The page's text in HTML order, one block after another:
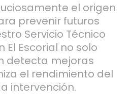
el origen
prevenir futuros
Servicio Técnico
El Escorial no solo
detecta mejoras
el rendimiento del
intervención.